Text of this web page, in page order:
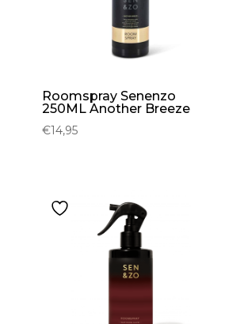
Roomspray Senenzo
250ML Another Breeze
€14,95